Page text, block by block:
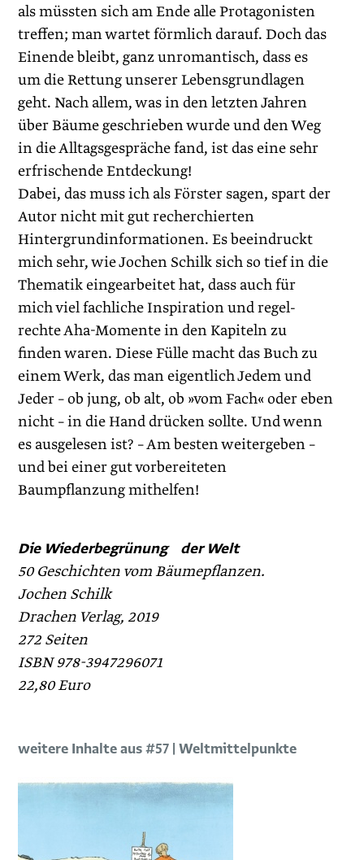
als müssten sich am Ende alle Protagonisten
treffen; man wartet förmlich darauf. Doch das
Einende bleibt, ganz unromantisch, dass es
um die Rettung unserer Lebensgrundlagen
geht. Nach allem, was in den letzten Jahren
über Bäume geschrieben wurde und den Weg
in die Alltagsgespräche fand, ist das eine sehr
erfrischende Entdeckung!
Dabei, das muss ich als Förster sagen, spart der
Autor nicht mit gut recherchierten
Hintergrundinformationen. Es beeindruckt
mich sehr, wie Jochen Schilk sich so tief in die
Thematik eingearbeitet hat, dass auch für
mich viel fachliche Inspiration und regel-
rechte Aha-Momente in den Kapiteln zu
finden waren. Diese Fülle macht das Buch zu
einem Werk, das man eigentlich Jedem und
Jeder – ob jung, ob alt, ob »vom Fach« oder eben
nicht – in die Hand drücken sollte. Und wenn
es ausgelesen ist? – Am besten weitergeben –
und bei einer gut vorbereiteten
Baumpflanzung mithelfen!
Die Wiederbegrünung der Welt
50 Geschichten vom Bäumepflanzen.
Jochen Schilk
Drachen Verlag, 2019
272 Seiten
ISBN 978-3947296071
22,80 Euro
weitere Inhalte aus #57 | Weltmittelpunkte